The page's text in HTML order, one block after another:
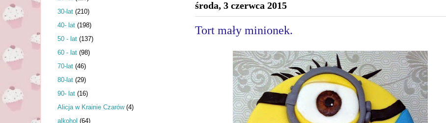
środa, 3 czerwca 2015
Tort mały minionek.
30-lat (210)
40- lat (198)
50 - lat (137)
60 - lat (98)
70-lat (46)
80-lat (29)
90- lat (16)
Alicja w Krainie Czarów (4)
alkohol (64)